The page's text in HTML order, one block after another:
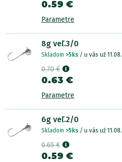
0.59 €
Parametre
8g veľ.3/0
Skladom >5ks / u vás už 11.08.
0.70 €
0.63 €
Parametre
6g veľ.2/0
Skladom >5ks / u vás už 11.08.
0.65 €
0.59 €